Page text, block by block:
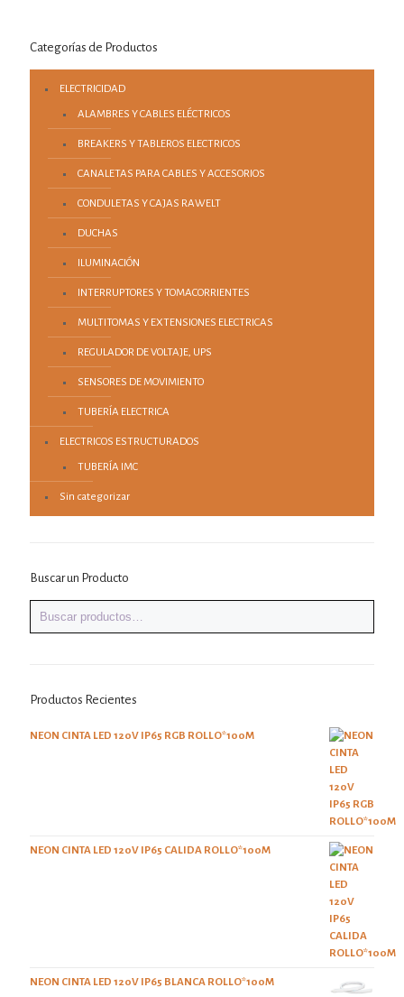
Categorías de Productos
ELECTRICIDAD
ALAMBRES Y CABLES ELÉCTRICOS
BREAKERS Y TABLEROS ELECTRICOS
CANALETAS PARA CABLES Y ACCESORIOS
CONDULETAS Y CAJAS RAWELT
DUCHAS
ILUMINACIÓN
INTERRUPTORES Y TOMACORRIENTES
MULTITOMAS Y EXTENSIONES ELECTRICAS
REGULADOR DE VOLTAJE, UPS
SENSORES DE MOVIMIENTO
TUBERÍA ELECTRICA
ELECTRICOS ESTRUCTURADOS
TUBERÍA IMC
Sin categorizar
Buscar un Producto
Productos Recientes
NEON CINTA LED 120V IP65 RGB ROLLO*100M
NEON CINTA LED 120V IP65 CALIDA ROLLO*100M
NEON CINTA LED 120V IP65 BLANCA ROLLO*100M